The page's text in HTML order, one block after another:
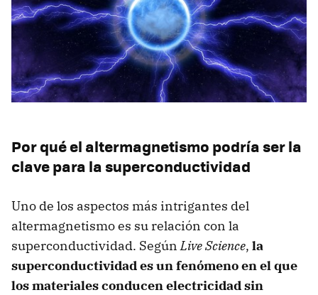
Por qué el altermagnetismo podría ser la
clave para la superconductividad
Uno de los aspectos más intrigantes del
altermagnetismo es su relación con la
superconductividad. SegúnLive Science, la
superconductividad es un fenómeno en el que
los materiales conducen electricidad sin